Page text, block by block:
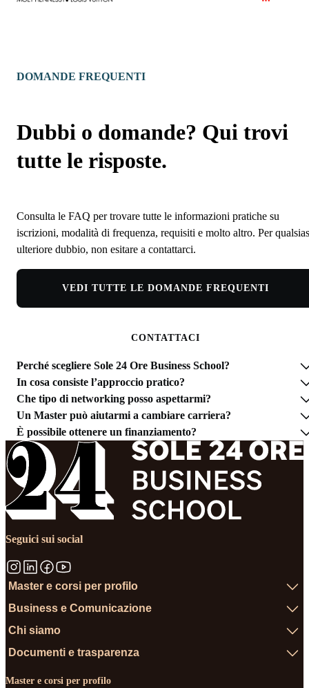
DOMANDE FREQUENTI
Dubbi o domande? Qui trovi
tutte le risposte.
Consulta le FAQ per trovare tutte le informazioni pratiche su
iscrizioni, modalità di frequenza, requisiti e molto altro. Per
ulteriore dubbio, non esitare a contattarci.
VEDI TUTTE LE DOMANDE FREQUENTI
CONTATTACI
Perché scegliere Sole 24 Ore Business School?
In cosa consiste l’approccio pratico?
Che tipo di networking posso aspettarmi?
Un Master può aiutarmi a cambiare carriera?
È possibile ottenere un finanziamento?
Seguici sui social
Master e corsi per profilo
Business e Comunicazione
Chi siamo
Documenti e trasparenza
Master e corsi per profilo